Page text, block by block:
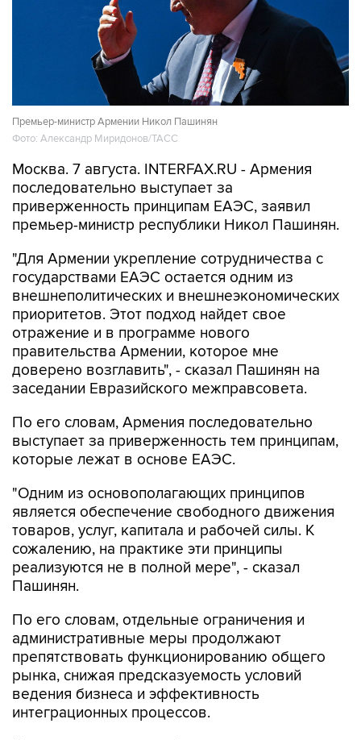
Премьер-министр Армении Никол Пашинян
Фото: Александр Миридонов/ТАСС
Москва. 7 августа. INTERFAX.RU - Армения
приверженность принципам ЕАЭС, заявил
премьер-министр республики Никол Пашинян.
"Для Армении укрепление сотрудничества с
внешнеполитических и внешнеэкономических
приоритетов. Этот подход найдет свое
отражение и в программе нового
правительства Армении, которое мне
доверено возглавить", - сказал Пашинян на
заседании Евразийского межправсовета.
По его словам, Армения последовательно
которые лежат в основе ЕАЭС.
"Одним из основополагающих принципов
товаров, услуг, капитала и рабочей силы. К
сожалению, на практике эти принципы
реализуются не в полной мере", - сказал
Пашинян.
По его словам, отдельные ограничения и
препятствовать функционированию общего
рынка, снижая предсказуемость условий
ведения бизнеса и эффективность
интеграционных процессов.
"Армения неизменно обеспечивает